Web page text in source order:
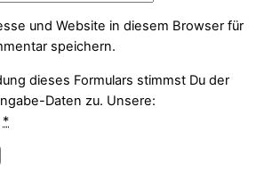
und Website in diesem Browser für
speichern.
dieses Formulars stimmst Du der
Daten zu. Unsere:
*